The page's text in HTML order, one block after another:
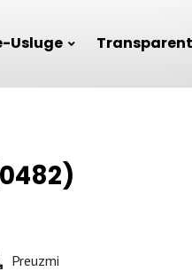
Usluge
Preuzmi